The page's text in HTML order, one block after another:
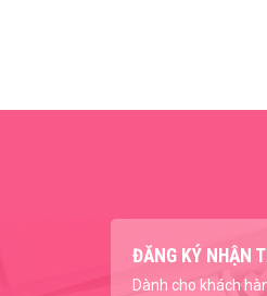
ĐĂNG KÝ NHẬN
Dành cho khách